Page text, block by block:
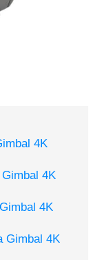
4K
4K
4K
Gimbal 4K